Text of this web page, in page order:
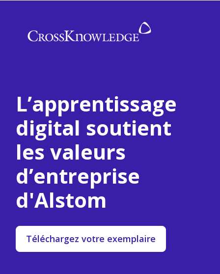
L’apprentissage
digital soutient
les valeurs
d’entreprise
d'Alstom
Téléchargez votre exemplaire